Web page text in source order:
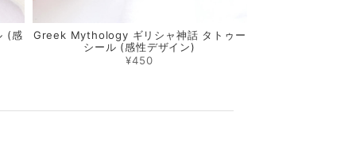
(感
Greek Mythology ギリシャ神話 タトゥー
シール (感性デザイン)
¥450